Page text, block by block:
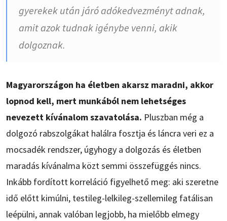
gyerekek után járó adókedvezményt adnak,
amit azok tudnak igénybe venni, akik
dolgoznak.
Magyarországon ha életben akarsz maradni, akkor
lopnod kell, mert munkából nem lehetséges
nevezett kívánalom szavatolása. Pluszban még a
dolgozó rabszolgákat halálra fosztja és láncra veri ez a
mocsadék rendszer, úgyhogy a dolgozás és életben
maradás kívánalma közt semmi összefüggés nincs.
Inkább fordított korreláció figyelhető meg: aki szeretne
idő előtt kimúlni, testileg-lelkileg-szellemileg fatálisan
leépülni, annak valóban legjobb, ha mielőbb elmegy